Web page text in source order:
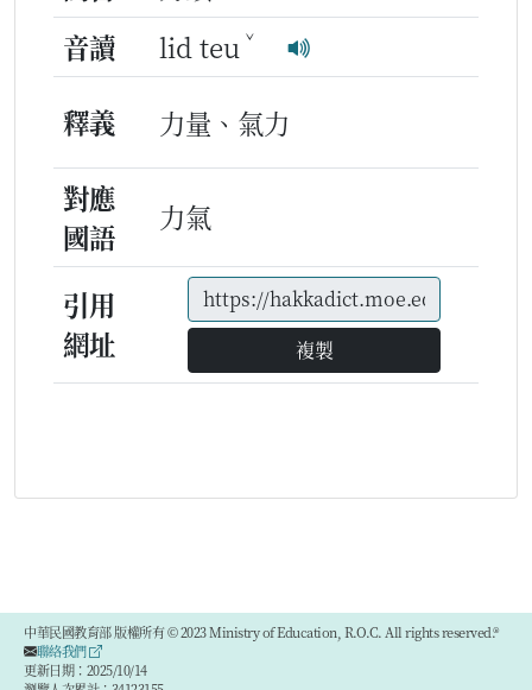
音讀
lid teu ˇ
釋義
力量、氣力
對應
國語
力氣
引用
網址
複製
中華民國教育部 版權所有 © 2023 Ministry of Education, R.O.C. All rights reserved.®
聯絡我們
更新日期：2025/10/14